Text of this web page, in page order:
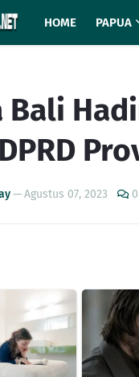
HOME PAPUA
Bali
—Agustus 07, 2023 0